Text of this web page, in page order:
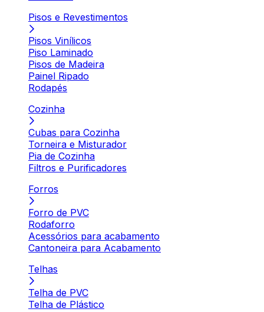
Pisos e Revestimentos
Pisos Vinílicos
Piso Laminado
Pisos de Madeira
Painel Ripado
Rodapés
Cozinha
Cubas para Cozinha
Torneira e Misturador
Pia de Cozinha
Filtros e Purificadores
Forros
Forro de PVC
Rodaforro
Acessórios para acabamento
Cantoneira para Acabamento
Telhas
Telha de PVC
Telha de Plástico